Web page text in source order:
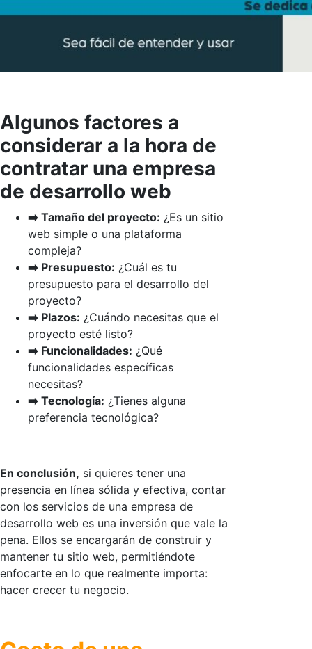
Algunos factores a
considerar a la hora de
contratar una empresa
de desarrollo web
➡️ Tamaño del proyecto: ¿Es un sitio
web simple o una plataforma
compleja?
➡️ Presupuesto: ¿Cuál es tu
presupuesto para el desarrollo del
proyecto?
➡️ Plazos: ¿Cuándo necesitas que el
proyecto esté listo?
➡️ Funcionalidades: ¿Qué
funcionalidades específicas
necesitas?
➡️ Tecnología: ¿Tienes alguna
preferencia tecnológica?
En conclusión, si quieres tener una
presencia en línea sólida y efectiva, contar
con los servicios de una empresa de
desarrollo web es una inversión que vale la
pena. Ellos se encargarán de construir y
mantener tu sitio web, permitiéndote
enfocarte en lo que realmente importa:
hacer crecer tu negocio.